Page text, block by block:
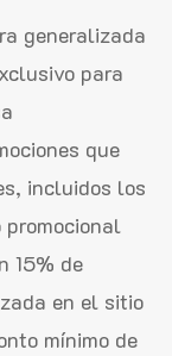
generalizada
para
que
incluidos los
15% de
en el sitio
mínimo de